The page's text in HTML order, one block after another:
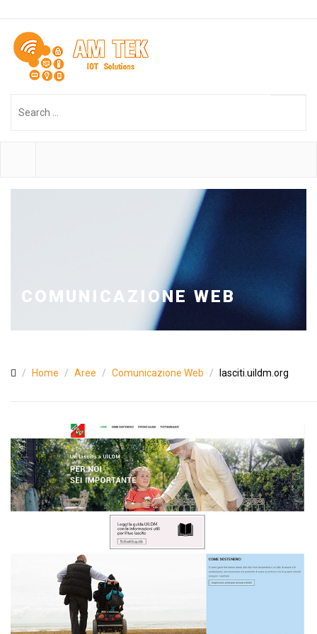
COMUNICAZIONE WEB
Home Aree Comunicazione Web lasciti.uildm.org